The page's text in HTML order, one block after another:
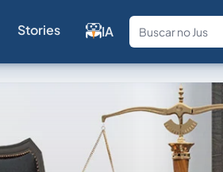
Stories IA